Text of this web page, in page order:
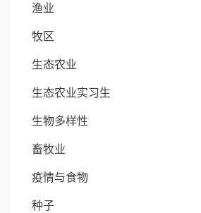
渔业
牧区
生态农业
生态农业实习生
生物多样性
畜牧业
疫情与食物
种子